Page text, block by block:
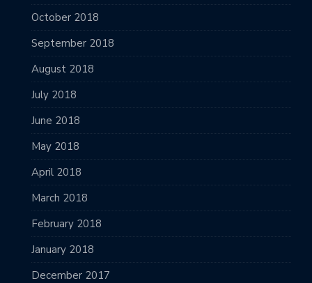
October 2018
September 2018
August 2018
July 2018
June 2018
May 2018
April 2018
March 2018
February 2018
January 2018
December 2017